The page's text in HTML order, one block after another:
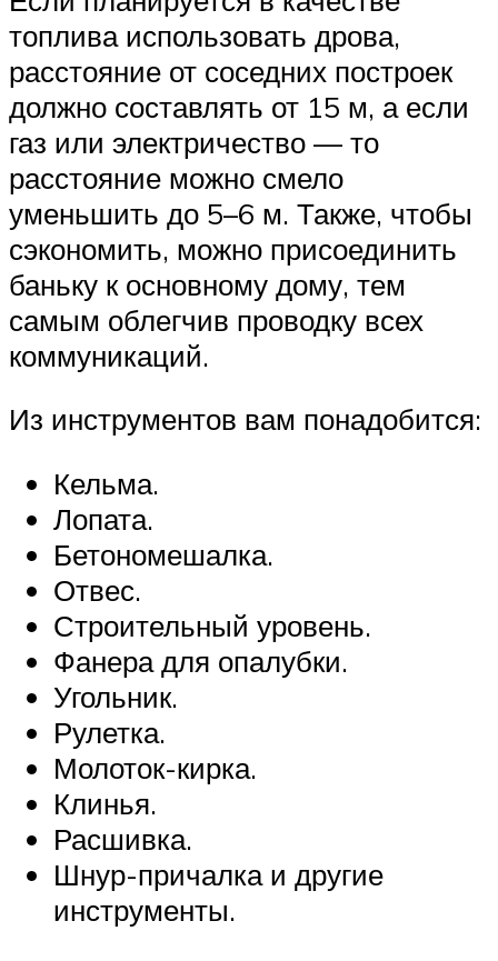
топлива использовать дрова,
расстояние от соседних построек
должно составлять от 15 м, а если
газ или электричество — то
расстояние можно смело
уменьшить до 5–6 м. Также, чтобы
сэкономить, можно присоединить
баньку к основному дому, тем
самым облегчив проводку всех
коммуникаций.
Из инструментов вам понадобится:
Кельма.
Лопата.
Бетономешалка.
Отвес.
Строительный уровень.
Фанера для опалубки.
Угольник.
Рулетка.
Молоток-кирка.
Клинья.
Расшивка.
Шнур-причалка и другие
инструменты.